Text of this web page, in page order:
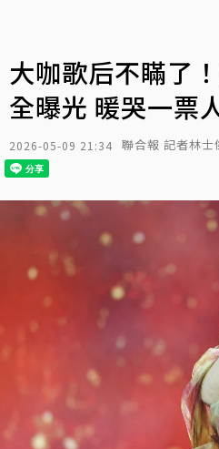
大咖歌后不瞞了
全曝光 暖哭一票
2026-05-09 21:34 聯合報 記者林士